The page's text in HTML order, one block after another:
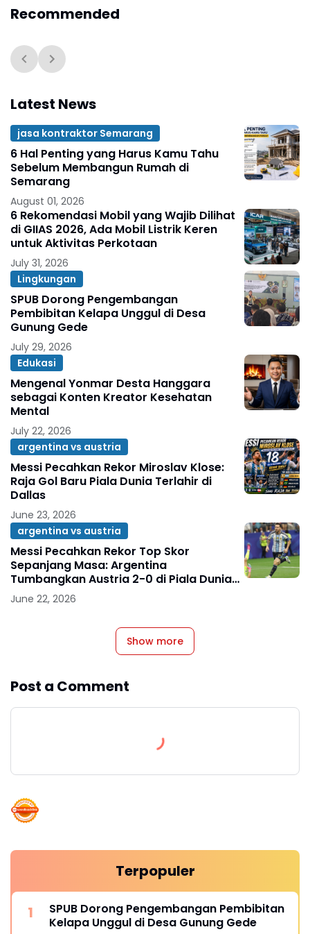
Recommended
Latest News
jasa kontraktor Semarang
6 Hal Penting yang Harus Kamu Tahu
Sebelum Membangun Rumah di
Semarang
August 01, 2026
6 Rekomendasi Mobil yang Wajib Dilihat
di GIIAS 2026, Ada Mobil Listrik Keren
untuk Aktivitas Perkotaan
July 31, 2026
Lingkungan
SPUB Dorong Pengembangan
Pembibitan Kelapa Unggul di Desa
Gunung Gede
July 29, 2026
Edukasi
Mengenal Yonmar Desta Hanggara
sebagai Konten Kreator Kesehatan
Mental
July 22, 2026
argentina vs austria
Messi Pecahkan Rekor Miroslav Klose:
Raja Gol Baru Piala Dunia Terlahir di
Dallas
June 23, 2026
argentina vs austria
Messi Pecahkan Rekor Top Skor
Sepanjang Masa: Argentina
Tumbangkan Austria 2-0 di Piala Dunia
2026
June 22, 2026
Show more
Post a Comment
Terpopuler
SPUB Dorong Pengembangan Pembibitan
Kelapa Unggul di Desa Gunung Gede